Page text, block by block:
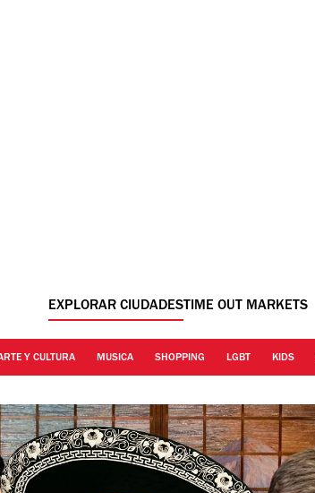
EXPLORAR CIUDADESTIME OUT MARKETS
Y CULTURA MUSICA SHOPPING LGBT KIDS